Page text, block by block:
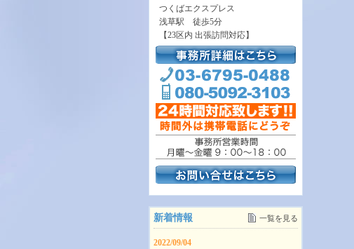
つくばエクスプレス
浅草駅 徒歩5分
【23区内 出張訪問対応】
新着情報 一覧を見る
2022/09/04